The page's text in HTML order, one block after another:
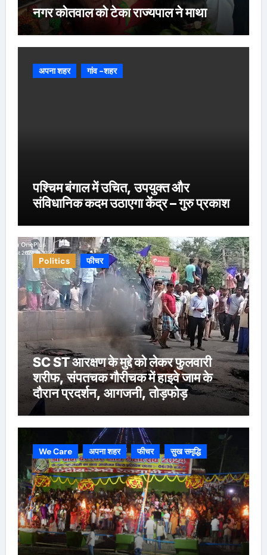
नगर कोतवाल को टेका राज्यपाल ने माथा
अपना शहर गांव -शहर
पश्चिम बंगाल में उचित, उपयुक्त और
संविधानिक कदम उठाएगा केंद्र – गुरु प्रकाश
Politics फीचर
SC ST आरक्षण के मुद्दे को लेकर फुलवारी
शरीफ, संपतचक गौरीचक में हाइवे जाम के
दौरान प्रदर्शन, आगजनी, तोड़फोड़
We Care अपना शहर फीचर सुख समृद्धि